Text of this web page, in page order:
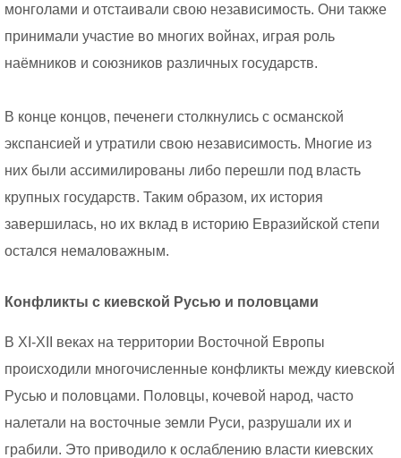
монголами и отстаивали свою независимость. Они также
принимали участие во многих войнах, играя роль
наёмников и союзников различных государств.
В конце концов, печенеги столкнулись с османской
экспансией и утратили свою независимость. Многие из
них были ассимилированы либо перешли под власть
крупных государств. Таким образом, их история
завершилась, но их вклад в историю Евразийской степи
остался немаловажным.
Конфликты с киевской Русью и половцами
В XI-XII веках на территории Восточной Европы
происходили многочисленные конфликты между киевской
Русью и половцами. Половцы, кочевой народ, часто
налетали на восточные земли Руси, разрушали их и
грабили. Это приводило к ослаблению власти киевских